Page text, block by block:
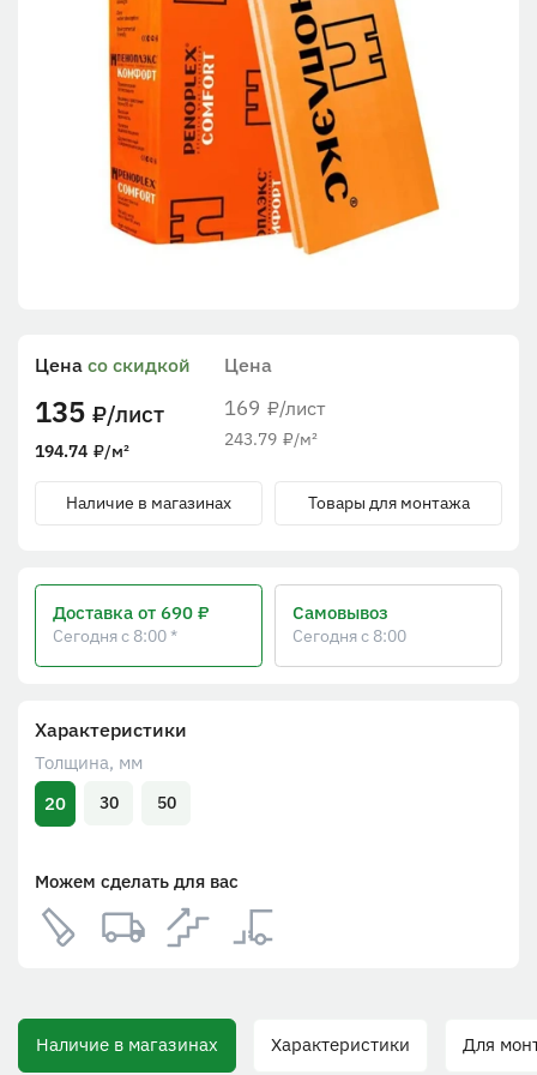
Характеристики
Толщина, мм
20
30 50
Можем сделать для вас
Цена
169 ₽/лист
243.79 ₽/м²
Цена со скидкой
135 ₽/лист
194.74 ₽/м²
Наличие в магазинах Товары для монтажа
Доставка от 690 ₽
Сегодня с 8:00 *
Самовывоз
Сегодня с 8:00
Наличие в магазинах Характеристики Для